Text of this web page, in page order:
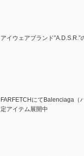
アイウェアブランド”A.D.S.R.”
FARFETCHにてBalenciaga（
定アイテム展開中